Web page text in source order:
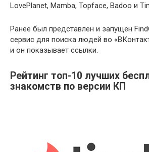
LovePlanet, Mamba, Topface, Badoo и
Ранее был представлен и запущен
сервис для поиска людей во
и он показывает ссылки.
Рейтинг топ-10 лучших
знакомств по версии КП